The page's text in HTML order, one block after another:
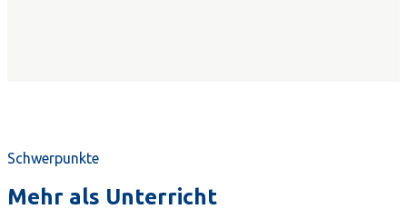
Schwerpunkte
Mehr als Unterricht